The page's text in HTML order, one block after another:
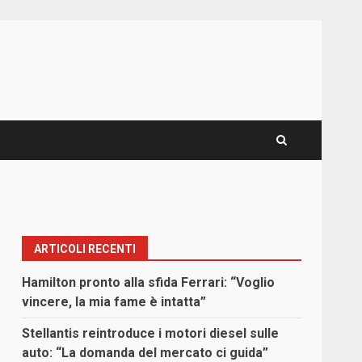
ARTICOLI RECENTI
Hamilton pronto alla sfida Ferrari: “Voglio
vincere, la mia fame è intatta”
Stellantis reintroduce i motori diesel sulle
auto: “La domanda del mercato ci guida”